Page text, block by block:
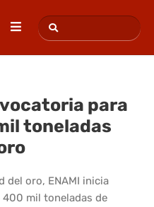
para
toneladas
del oro, ENAMI inicia
mil toneladas de